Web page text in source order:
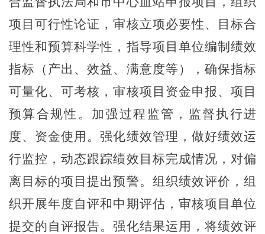
项目可行性论证，审核立项必要性、目标合
理性和预算科学性，指导项目单位编制绩效
指标（产出、效益、满意度等），确保指标
可量化、可考核，审核项目资金申报、项目
预算合规性。加强过程监管，监督执行进
度、资金使用。强化绩效管理，做好绩效运
行监控，动态跟踪绩效目标完成情况，对偏
离目标的项目提出预警。组织绩效评价，组
织开展年度自评和中期评估，审核项目单位
提交的自评报告。强化结果运用，将绩效评